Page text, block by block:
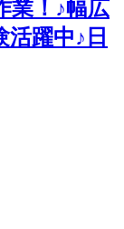
業！♪幅広
躍中♪日